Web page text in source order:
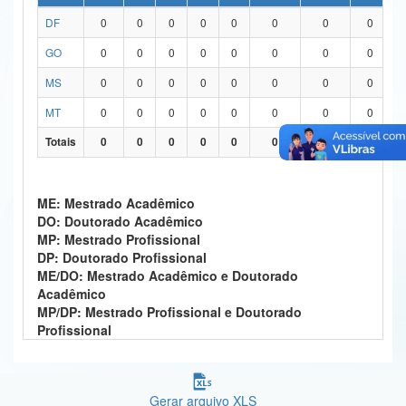
Ministério da Ciência, Tecnologia, Inovações e Comunicações
Ministério do Meio Ambiente
Ministério do Turismo
Ministério do Desenvolvimento Regional
Ministério da Mulher, da Família e dos Direitos Humanos
Secretaria-Geral
Secretaria de Governo
Gabinete de Segurança Institucional
DF
0 0 0 0 0 0 0 0
GO
0 0 0 0 0 0 0 0
MS
0 0 0 0 0 0 0 0
MT
0 0 0 0 0 0 0 0
Totais
0 0 0 0 0 0 0 0
ME: Mestrado Acadêmico
DO: Doutorado Acadêmico
MP: Mestrado Profissional
DP: Doutorado Profissional
ME/DO: Mestrado Acadêmico e Doutorado
Acadêmico
MP/DP: Mestrado Profissional e Doutorado
Profissional
Gerar arquivo XLS